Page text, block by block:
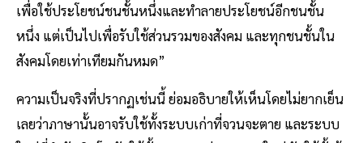
เพื่อใช้ประโยชน์ชนชั้นหนึ่งและทำลายประโยชน์อีกชนชั้น
หนึ่ง แต่เป็นไปเพื่อรับใช้ส่วนรวมของสังคม และทุกชนชั้นใน
สังคมโดยเท่าเทียมกันหมด”
ความเป็นจริงที่ปรากฏเช่นนี้ ย่อมอธิบายให้เห็นโดยไม่ยากเย็น
เลยว่าภาษานั้นอาจรับใช้ทั้งระบบเก่าที่จวนจะตาย และระบบ